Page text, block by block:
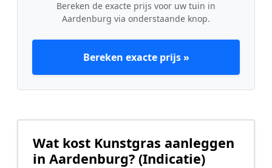
Bereken de exacte prijs voor uw tuin in
Aardenburg via onderstaande knop.
Bereken exacte prijs »
Wat kost Kunstgras aanleggen
in Aardenburg? (Indicatie)